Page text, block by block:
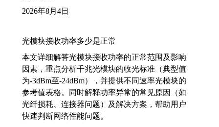
2026年8月4日
光模块接收功率多少是正常
本文详细解答光模块接收功率的正常范围及影响
因素，重点分析千兆光模块的收光标准（典型值
为-3dBm至-24dBm），并提供不同速率光模块的
参考值表格。同时解释功率异常的常见原因（如
光纤损耗、连接器问题）及解决方案，帮助用户
快速判断网络性能问题。